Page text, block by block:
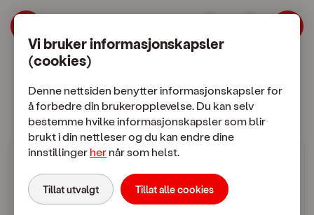
Hopp til meny
Hopp til hovedinnhold| OneCall
Mobilabonnement
Mobilpriser
Vi bruker informasjonskapsler
(cookies)
Denne nettsiden benytter informasjonskapsler for
å forbedre din brukeropplevelse. Du kan selv
bestemme hvilke informasjonskapsler som blir
brukt i din nettleser og du kan endre dine
innstillinger her når som helst.
Tillat utvalgt Tillat alle cookies